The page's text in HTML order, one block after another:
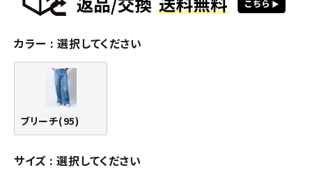
カラー 選択してください
ブリーチ(95)
サイズ 選択してください